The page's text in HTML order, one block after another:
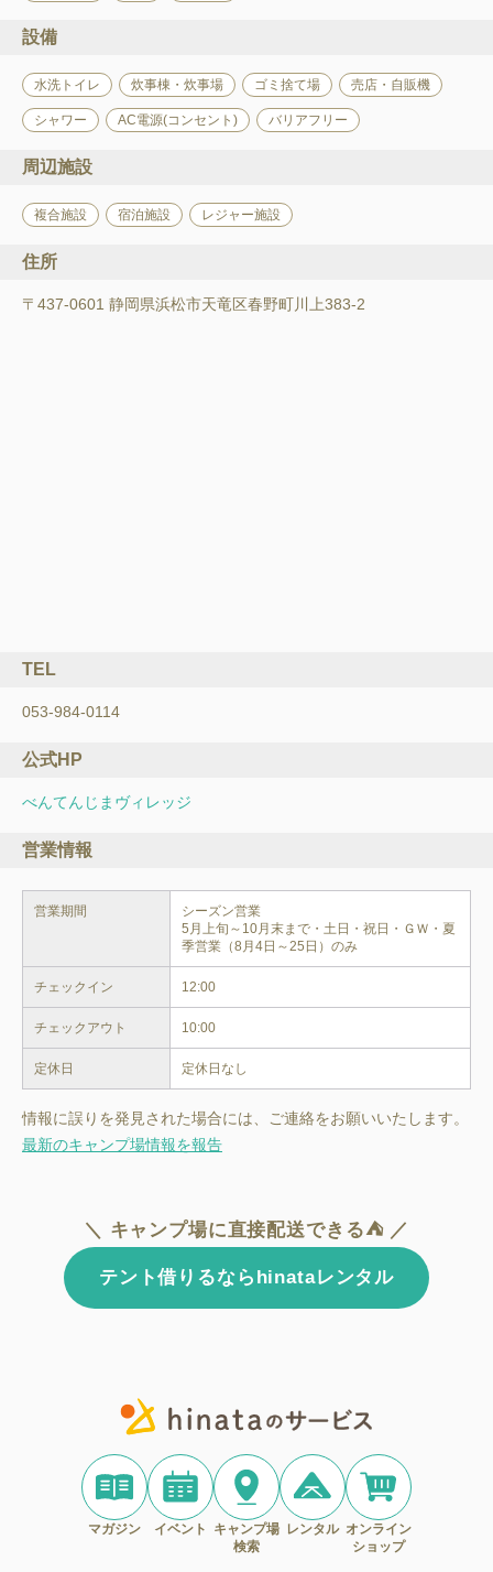
設備
水洗トイレ 炊事棟・炊事場 ゴミ捨て場 売店・自販機
シャワー AC電源(コンセント) バリアフリー
周辺施設
複合施設 宿泊施設 レジャー施設
住所
〒437-0601 静岡県浜松市天竜区春野町川上383-2
TEL
053-984-0114
公式HP
べんてんじまヴィレッジ
営業情報
営業期間
シーズン営業
5月上旬～10月末まで・土日・祝日・ＧＷ・夏
季営業（8月4日～25日）のみ
チェックイン 12:00
チェックアウト 10:00
定休日 定休日なし
情報に誤りを発見された場合には、ご連絡をお願いいたします。
最新のキャンプ場情報を報告
＼ キャンプ場に直接配送できる⛺ ／
テント借りるならhinataレンタル
マガジン イベント
キャンプ場
検索
レンタル オンライン
ショップ